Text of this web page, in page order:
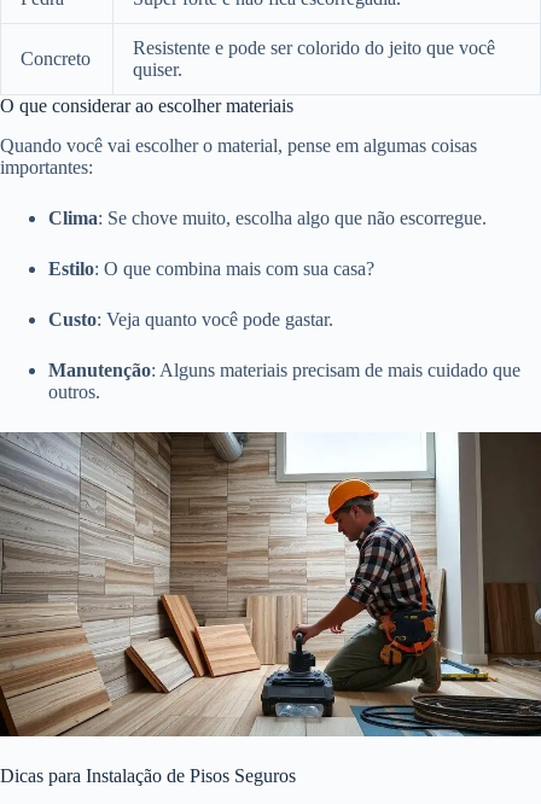
Concreto
Resistente e pode ser colorido do jeito que você
quiser.
O que considerar ao escolher materiais
Quando você vai escolher o material, pense em algumas coisas
importantes:
Clima: Se chove muito, escolha algo que não escorregue.
Estilo: O que combina mais com sua casa?
Custo: Veja quanto você pode gastar.
Manutenção: Alguns materiais precisam de mais cuidado que
outros.
Dicas para Instalação de Pisos Seguros